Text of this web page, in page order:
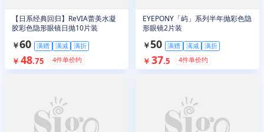
【日系经典回归】ReVIA蕾美水凝
胶彩色隐形眼镜日抛10片装
￥60 满赠 满减 满折
￥ 48.75 4件单价约
EYEPONY「屿」系列半年抛彩色隐
形眼镜2片装
￥50 满赠 满减 满折
￥ 37.5 4件单价约